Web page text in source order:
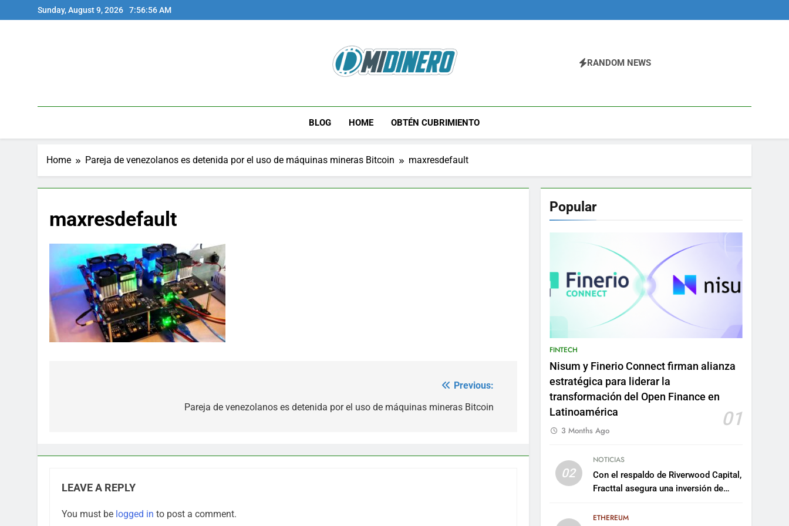
to
Sunday, August 9, 2026 7:56:56 AM
Midinero.co
RANDOM NEWS
BLOG HOME OBTÉN CUBRIMIENTO
Home Pareja de venezolanos es detenida por el uso de máquinas mineras Bitcoin maxresdefault
maxresdefault
Previous:
Pareja de venezolanos es detenida por el uso de máquinas mineras Bitcoin
LEAVE A REPLY
You must be logged in to post a comment.
Popular
FINTECH
Nisum y Finerio Connect firman alianza
estratégica para liderar la
transformación del Open Finance en
Latinoamérica
01
3 Months Ago
02
NOTICIAS
Con el respaldo de Riverwood Capital,
Fracttal asegura una inversión de
plataforma
ETHEREUM